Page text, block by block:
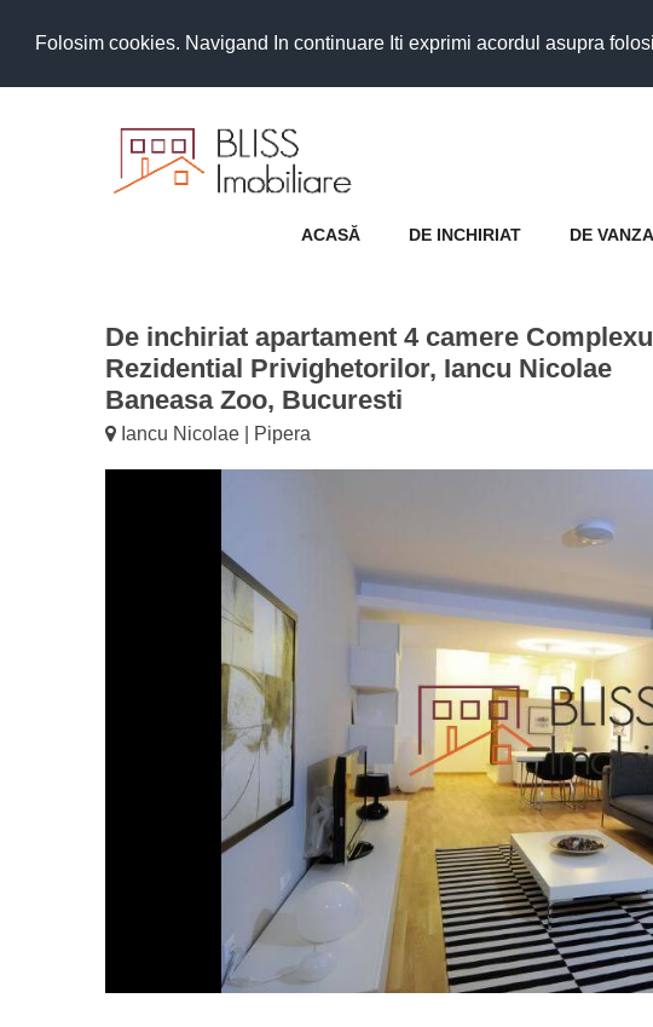
Folosim cookies. Navigand In continuare Iti exprimi acordul asupra
ACASĂ DE INCHIRIAT DE
De inchiriat apartament 4 camere
Rezidential Privighetorilor, Iancu Nicolae
Baneasa Zoo, Bucuresti
Iancu Nicolae | Pipera